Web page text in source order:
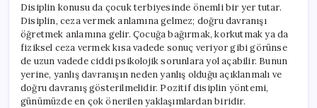
Disiplin konusu da çocuk terbiyesinde önemli bir yer tutar.
Disiplin, ceza vermek anlamına gelmez; doğru davranışı
öğretmek anlamına gelir. Çocuğa bağırmak, korkutmak ya da
fiziksel ceza vermek kısa vadede sonuç veriyor gibi görünse
de uzun vadede ciddi psikolojik sorunlara yol açabilir. Bunun
yerine, yanlış davranışın neden yanlış olduğu açıklanmalı ve
doğru davranış gösterilmelidir. Pozitif disiplin yöntemi,
günümüzde en çok önerilen yaklaşımlardan biridir.